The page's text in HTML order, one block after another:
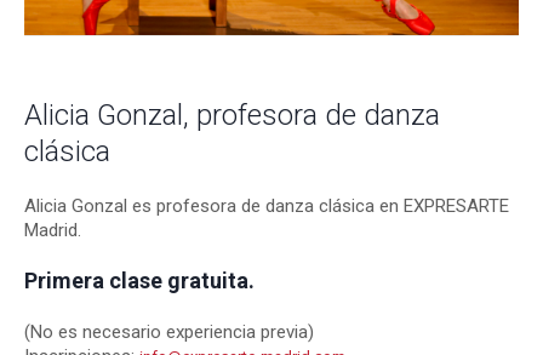
Alicia Gonzal, profesora de danza
clásica
Alicia Gonzal es profesora de danza clásica en EXPRESARTE
Madrid.
Primera clase gratuita.
(No es necesario experiencia previa)